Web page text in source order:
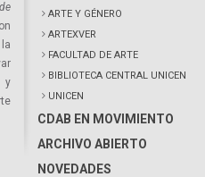
y
ARTE Y GÉNERO
ARTEXVER
FACULTAD DE ARTE
BIBLIOTECA CENTRAL UNICEN
UNICEN
CDAB EN MOVIMIENTO
ARCHIVO ABIERTO
NOVEDADES